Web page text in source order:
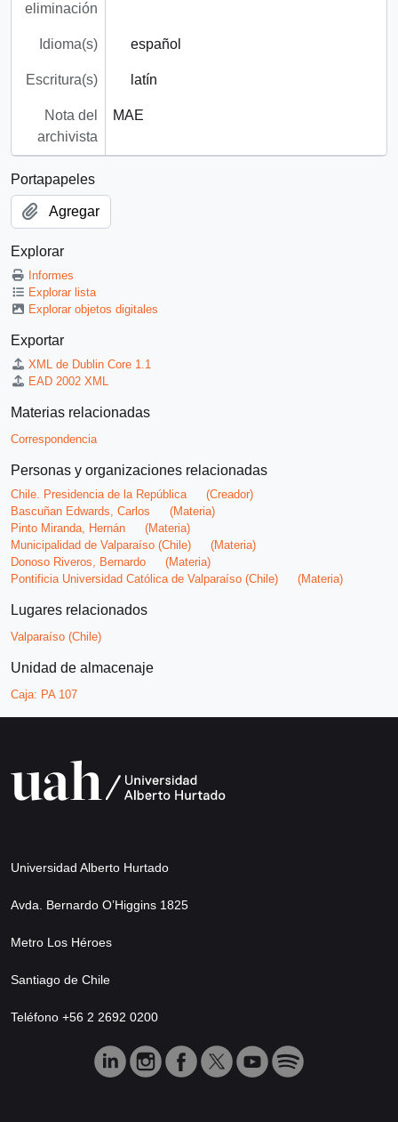
eliminación
Idioma(s) español
Escritura(s) latín
Nota del
archivista
MAE
Portapapeles
Agregar
Explorar
Informes
Explorar lista
Explorar objetos digitales
Exportar
XML de Dublin Core 1.1
EAD 2002 XML
Materias relacionadas
Correspondencia
Personas y organizaciones relacionadas
Chile. Presidencia de la República
(Creador)
Bascuñan Edwards, Carlos
(Materia)
Pinto Miranda, Hernán
(Materia)
Municipalidad de Valparaíso (Chile)
(Materia)
Donoso Riveros, Bernardo
(Materia)
Pontificia Universidad Católica de Valparaíso (Chile)
(Materia)
Lugares relacionados
Valparaíso (Chile)
Unidad de almacenaje
Caja: PA 107
Universidad Alberto Hurtado
Avda. Bernardo O’Higgins 1825
Metro Los Héroes
Santiago de Chile
Teléfono +56 2 2692 0200